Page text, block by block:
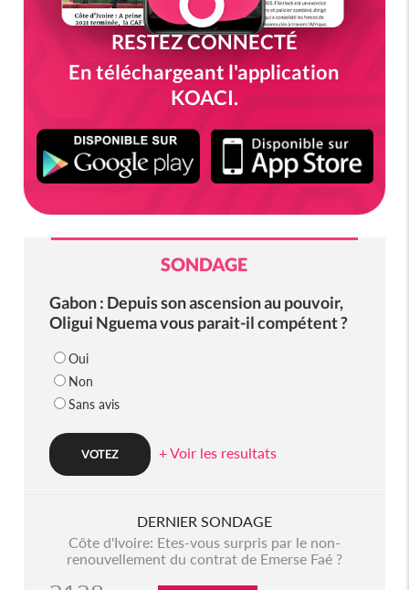
RESTEZ CONNECTÉ
En téléchargeant l'application
KOACI.
SONDAGE
Gabon : Depuis son ascension au pouvoir,
Oligui Nguema vous parait-il compétent ?
Oui
Non
Sans avis
+ Voir les resultats
DERNIER SONDAGE
Côte d'Ivoire: Etes-vous surpris par le non-
renouvellement du contrat de Emerse Faé ?